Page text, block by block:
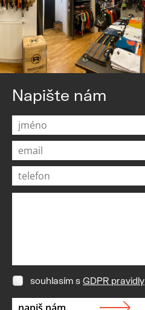
Napište nám
souhlasím s GDPR pravidly